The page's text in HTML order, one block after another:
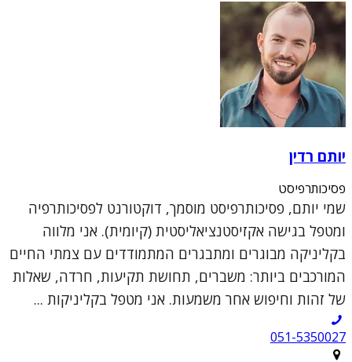
יותם רדין
פסיכותרפיסט
שמי יותם, פסיכותרפיסט מוסמך, דוקטורנט לפסיכותרפיה
ומטפל בגישה אקזיסטנציאליסטית (קיומית). אני מלווה
בקליניקה מבוגרים ומתבגרים המתמודדים עם צמתי החיים
המורכבים ביותר: משברים, תחושת תקיעות, חרדה, שאלות
של זהות וחיפוש אחר משמעות. אני מטפל בקליניקות ...
051-5350027